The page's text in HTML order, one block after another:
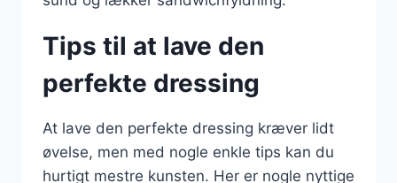
Tips til at lave den
perfekte dressing
At lave den perfekte dressing kræver lidt
øvelse, men med nogle enkle tips kan du
hurtigt mestre kunsten. Her er nogle nyttige